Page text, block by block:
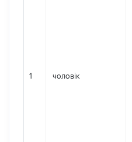
1 чоловік